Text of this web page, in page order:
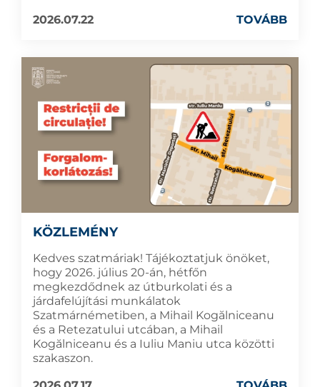
2026.07.22
TOVÁBB
KÖZLEMÉNY
Kedves szatmáriak! Tájékoztatjuk önöket,
hogy 2026. július 20-án, hétfőn
megkezdődnek az útburkolati és a
járdafelújítási munkálatok
Szatmárnémetiben, a Mihail Kogălniceanu
és a Retezatului utcában, a Mihail
Kogălniceanu és a Iuliu Maniu utca közötti
szakaszon.